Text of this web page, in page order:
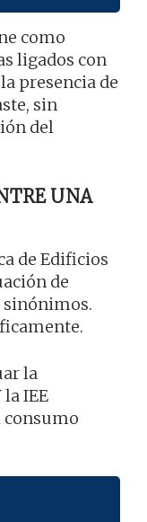
como
ligados con
presencia de
sin
del
UNA
de Edificios
de
sinónimos.
la
IEE
consumo